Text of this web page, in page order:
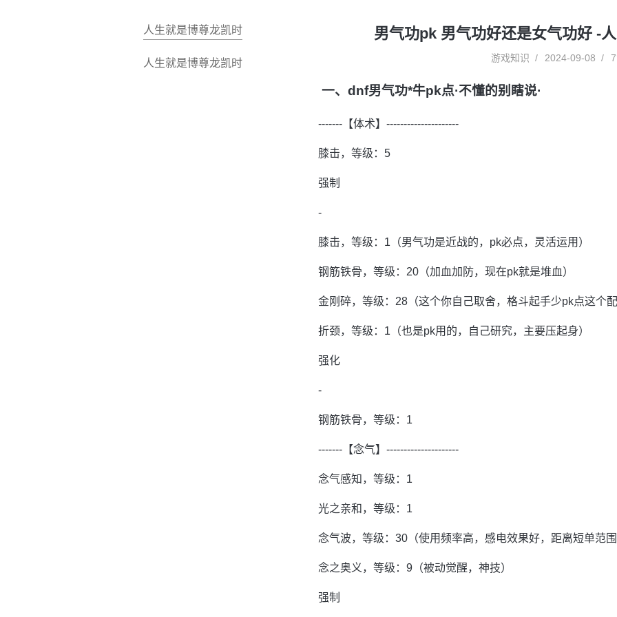
人生就是博尊龙凯时
人生就是博尊龙凯时
男气功pk 男气功好还是女气功好 -
游戏知识 2024-09-08
一、dnf男气功*牛pk点·不懂的别瞎说·
-------【体术】---------------------
膝击，等级：5
强制
-
膝击，等级：1（男气功是近战的，pk必点，灵活运用）
钢筋铁骨，等级：20（加血加防，现在pk就是堆血）
金刚碎，等级：28（这个你自己取舍，格斗起手少pk点这个
折颈，等级：1（也是pk用的，自己研究，主要压起身）
强化
-
钢筋铁骨，等级：1
-------【念气】---------------------
念气感知，等级：1
光之亲和，等级：1
念气波，等级：30（使用频率高，感电效果好，距离短单范
念之奥义，等级：9（被动觉醒，神技）
强制